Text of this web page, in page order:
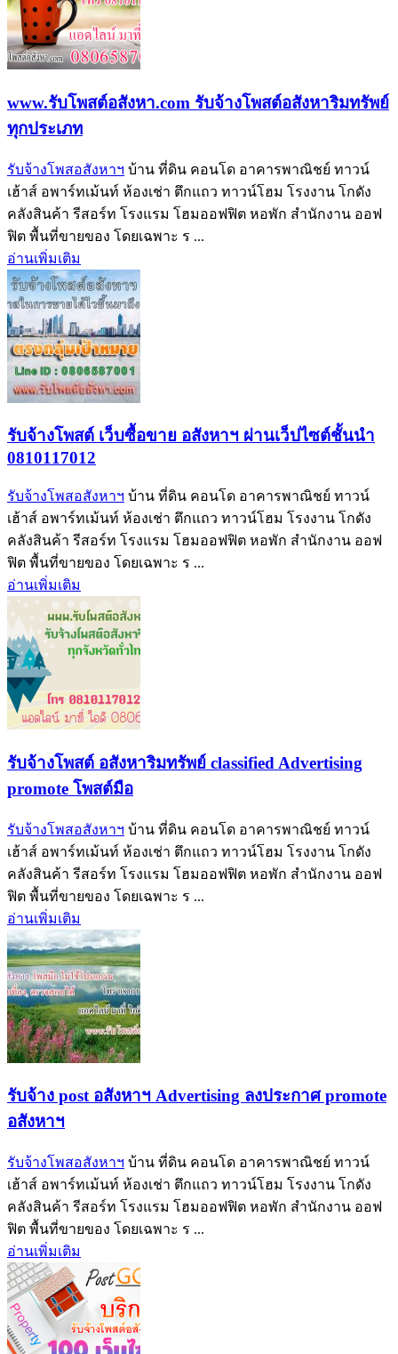
www.รับโพสต์อสังหา.com รับจ้างโพสต์อสังหาริมทรัพย์
ทุกประเภท
รับจ้างโพสอสังหาฯ บ้าน ที่ดิน คอนโด อาคารพาณิชย์ ทาวน์
เฮ้าส์ อพาร์ทเม้นท์ ห้องเช่า ตึกแถว ทาวน์โฮม โรงงาน โกดัง
คลังสินค้า รีสอร์ท โรงแรม โฮมออฟฟิต หอพัก สำนักงาน ออฟ
ฟิต พื้นที่ขายของ โดยเฉพาะ ร ...
อ่านเพิ่มเติม
รับจ้างโพสต์ เว็บซื้อขาย อสังหาฯ ผ่านเว็ปไซต์ชั้นนำ
0810117012
รับจ้างโพสอสังหาฯ บ้าน ที่ดิน คอนโด อาคารพาณิชย์ ทาวน์
เฮ้าส์ อพาร์ทเม้นท์ ห้องเช่า ตึกแถว ทาวน์โฮม โรงงาน โกดัง
คลังสินค้า รีสอร์ท โรงแรม โฮมออฟฟิต หอพัก สำนักงาน ออฟ
ฟิต พื้นที่ขายของ โดยเฉพาะ ร ...
อ่านเพิ่มเติม
รับจ้างโพสต์ อสังหาริมทรัพย์ classified Advertising
promote โพสต์มือ
รับจ้างโพสอสังหาฯ บ้าน ที่ดิน คอนโด อาคารพาณิชย์ ทาวน์
เฮ้าส์ อพาร์ทเม้นท์ ห้องเช่า ตึกแถว ทาวน์โฮม โรงงาน โกดัง
คลังสินค้า รีสอร์ท โรงแรม โฮมออฟฟิต หอพัก สำนักงาน ออฟ
ฟิต พื้นที่ขายของ โดยเฉพาะ ร ...
อ่านเพิ่มเติม
รับจ้าง post อสังหาฯ Advertising ลงประกาศ promote
อสังหาฯ
รับจ้างโพสอสังหาฯ บ้าน ที่ดิน คอนโด อาคารพาณิชย์ ทาวน์
เฮ้าส์ อพาร์ทเม้นท์ ห้องเช่า ตึกแถว ทาวน์โฮม โรงงาน โกดัง
คลังสินค้า รีสอร์ท โรงแรม โฮมออฟฟิต หอพัก สำนักงาน ออฟ
ฟิต พื้นที่ขายของ โดยเฉพาะ ร ...
อ่านเพิ่มเติม